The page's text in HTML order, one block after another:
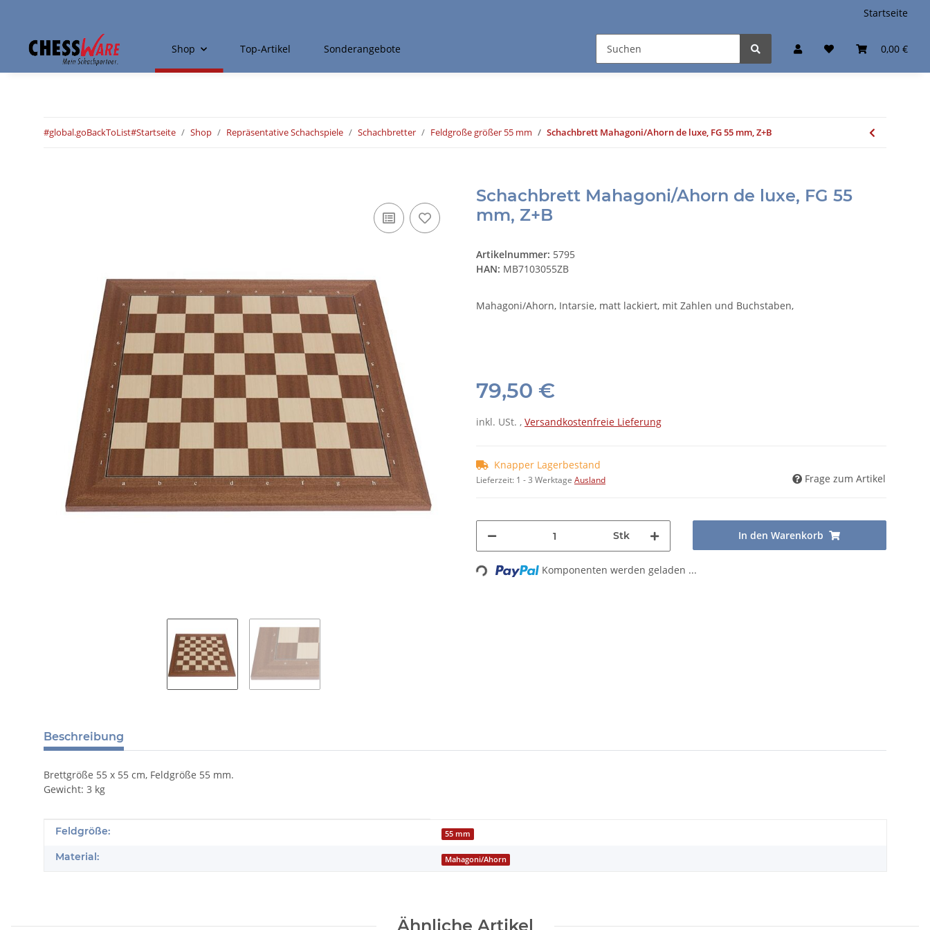
Startseite
0,00 €
Shop Top-Artikel Sonderangebote
#global.goBackToList#Startseite Shop Repräsentative Schachspiele Schachbretter Feldgroße größer 55 mm Schachbrett Mahagoni/Ahorn de luxe, FG 55 mm, Z+B
Schachbrett Mahagoni/Ahorn de luxe, FG 55
mm, Z+B
Artikelnummer: 5795
HAN: MB7103055ZB
Mahagoni/Ahorn, Intarsie, matt lackiert, mit Zahlen und Buchstaben,
79,50 €
inkl. USt. , Versandkostenfreie Lieferung
Knapper Lagerbestand
Lieferzeit: 1 - 3 Werktage Ausland Frage zum Artikel
Stk In den Warenkorb
Loading... Komponenten werden geladen ...
Beschreibung
Brettgröße 55 x 55 cm, Feldgröße 55 mm.
Gewicht: 3 kg
Produkteigenschaft
Wert
Feldgröße: 55 mm
Material: Mahagoni/Ahorn
Ähnliche Artikel